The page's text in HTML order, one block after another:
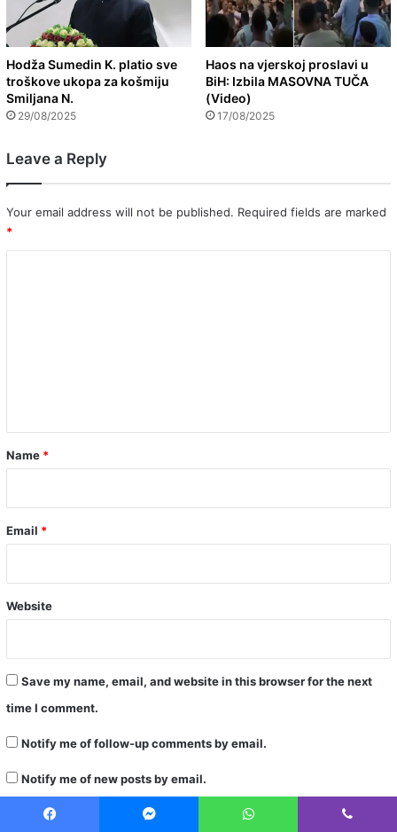
Hodža Sumedin K. platio sve
troškove ukopa za košmiju
Smiljana N.
29/08/2025
Haos na vjerskoj proslavi u
BiH: Izbila MASOVNA TUČA
(Video)
17/08/2025
Leave a Reply
Your email address will not be published. Required fields are marked
*
*
Name *
Email *
Website
Save my name, email, and website in this browser for the next
time I comment.
Notify me of follow-up comments by email.
Notify me of new posts by email.